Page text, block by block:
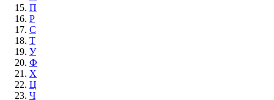
П
Р
С
Т
У
Ф
Х
Ц
Ч